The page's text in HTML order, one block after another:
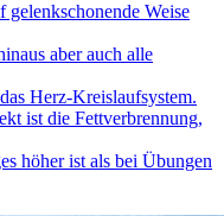
Weise
aber auch alle
Herz-Kreislaufsystem.
ist die Fettverbrennung,
höher ist als bei Übungen